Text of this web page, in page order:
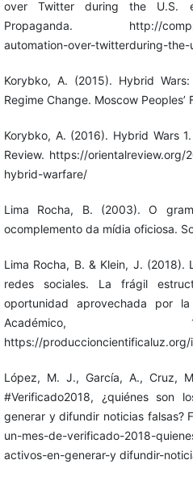
over Twitter during the U.S.
Propaganda. http://
automation-over-twitterduring-
Korybko, A. (2015). Hybrid
Regime Change. Moscow
Korybko, A. (2016). Hybrid Wars
Review. https://
hybrid-warfare/
Lima Rocha, B. (2003). O
ocomplemento da mídia oficiosa.
Lima Rocha, B. & Klein, J.
redes sociales. La frágil
oportunidad aprovechada por
Académico,
https://
López, M. J., García, A., Cruz,
#Verificado2018, ¿quiénes son
generar y difundir noticias falsas?
un-mes-de-verificado-2018-
activos-en-generar-y difundir-